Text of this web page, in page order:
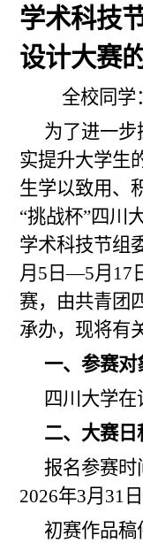
学术科技
设计大赛
全校同学
为了进一步
实提升大学生
生学以致用、
“挑战杯”四川
学术科技节组
月 5 日—5月17
赛，由共青团
承办，现将有
一、参赛对
四川大学
二、大赛日
报名参赛时
2026年3月31 日
初赛作品稿